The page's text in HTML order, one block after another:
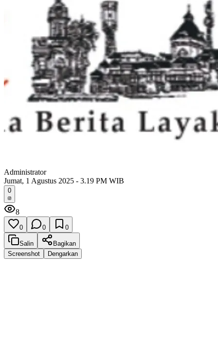
Administrator
Jumat, 1 Agustus 2025 - 3.19 PM WIB
0
8
0 0 0
Salin
Bagikan
Screenshot
Dengarkan